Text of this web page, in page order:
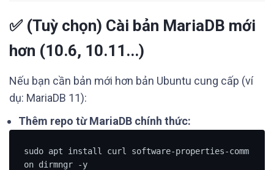
✅ (Tuỳ chọn) Cài bản MariaDB mới
hơn (10.6, 10.11...)
Nếu bạn cần bản mới hơn bản Ubuntu cung cấp (ví
dụ: MariaDB 11):
Thêm repo từ MariaDB chính thức:
sudo apt install curl software-properties-comm
on dirmngr -y